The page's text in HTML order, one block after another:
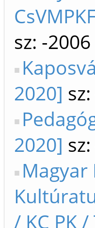
sz: -2006
2020]
2020]
Magyar
/ KC PK